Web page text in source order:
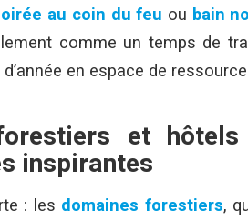
au coin du feu ou bain
comme un temps de
en espace de
et
inspirantes
: les domaines forestiers,